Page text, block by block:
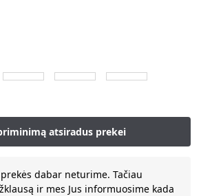
dabar neturime. Tačiau
ir mes Jus informuosime kada